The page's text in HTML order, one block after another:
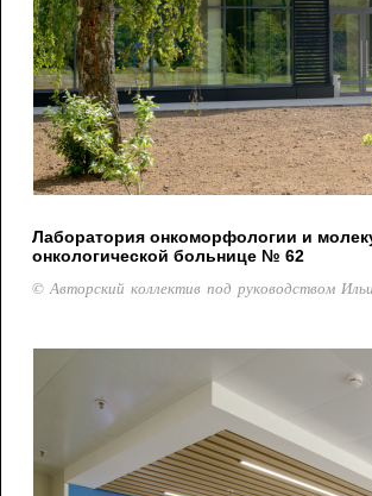
Лаборатория онкоморфологии и
онкологической больнице № 62
© Авторский коллектив под руководством